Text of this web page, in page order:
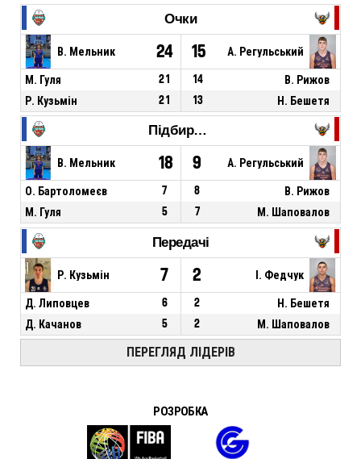
Очки
В. Мельник 24 15 А. Регульський
М. Гуля 21 14
В. Рижов
Р. Кузьмін
21 13 Н. Бешетя
Підбирання
В. Мельник 18 9 А. Регульський
О. Бартоломеєв 7 8
В. Рижов
М. Гуля
5 7 М. Шаповалов
Передачі
Р. Кузьмін 7 2 І. Федчук
Д. Липовцев 6 2
Н. Бешетя
Д. Качанов
5 2 М. Шаповалов
ПЕРЕГЛЯД ЛІДЕРІВ
РОЗРОБКА